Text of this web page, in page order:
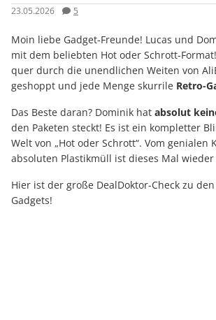
23.05.2026 5
Moin liebe Gadget-Freunde! Lucas und
mit dem beliebten Hot oder Schrott-
quer durch die unendlichen Weiten von
geshoppt und jede Menge skurrile Retro-
Das Beste daran? Dominik hat absolut
den Paketen steckt! Es ist ein kompletter
Welt von „Hot oder Schrott“. Vom genialen
absoluten Plastikmüll ist dieses Mal
Hier ist der große DealDoktor-Check zu
Gadgets!